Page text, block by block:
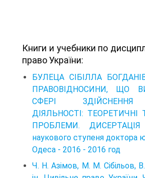
Книги и учебники по
право України:
БУЛЕЦА СІБІЛЛА
ПРАВОВІДНОСИНИ, ЩО
СФЕРІ
ДІЯЛЬНОСТІ: ТЕОРЕТИЧНІ
ПРОБЛЕМИ. ДИСЕРТАЦІЯ
наукового ступеня доктора
Одеса - 2016 - 2016 год
Ч. Н. Азімов, М. М. Сібільов,